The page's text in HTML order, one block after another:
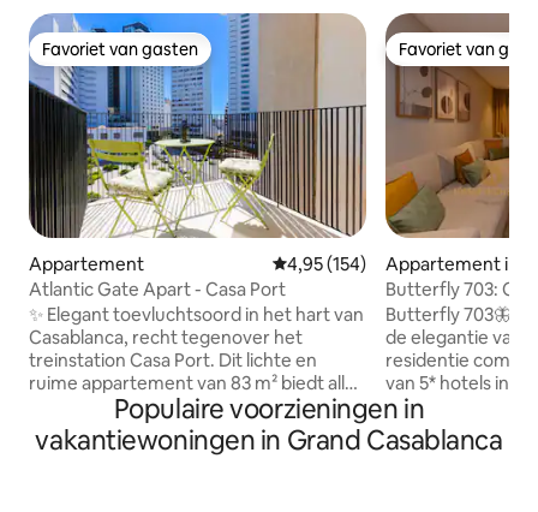
Favoriet van gasten
Favoriet van gasten
Appartement Gemiddelde beoordeling van
4,95 (154)
Atlantic Gate Apart - Casa Port
✨ Elegant toevluchtsoord in het hart van
Casablanca, recht tegenover het
treinstation Casa Port. Dit lichte en
ruime appartement van 83 m² biedt alle
comfort dat je nodig hebt voor een
perfect verblijf en is geschikt voor
maximaal 5 personen. Het beschikt over
Favoriet van
Favoriet van
Appartement in
Butterfly 703:
van Casablanca
Butterfly 703🦋,
de elegantie van
residentie
van 5* hotels in
Ontspan in een
een modern
55-inch smart-tv
Populaire voorzieningen in
vakantiewoningen in Grand Casablanca